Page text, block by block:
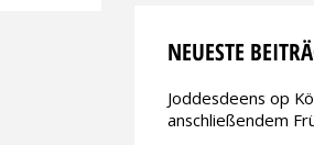
NEUESTE
Joddesdeens op
anschließendem